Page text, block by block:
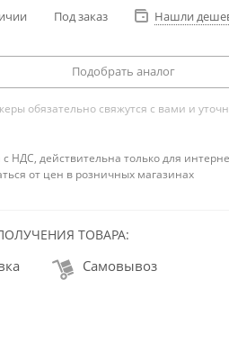
Под заказ Нашли
Подобрать аналог
обязательно свяжутся с вами и
с НДС, действительна только для
от цен в розничных магазинах
ТОВАРА:
Самовывоз